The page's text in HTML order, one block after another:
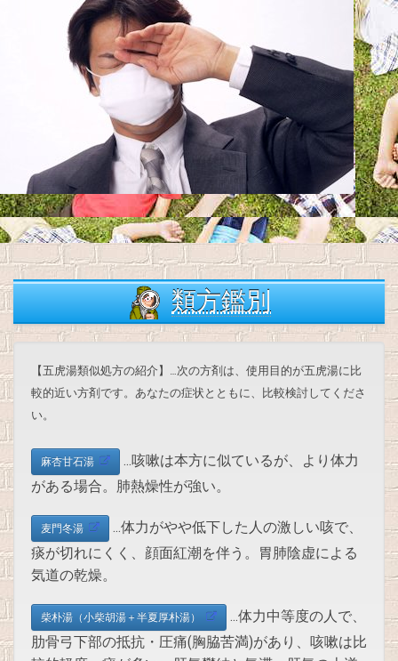
類方鑑別
【五虎湯類似処方の紹介】…次の方剤は、使用目的が五虎湯に比
較的近い方剤です。あなたの症状とともに、比較検討してくださ
い。
麻杏甘石湯
…咳嗽は本方に似ているが、より体力
がある場合。肺熱燥性が強い。
麦門冬湯
…体力がやや低下した人の激しい咳で、
痰が切れにくく、顔面紅潮を伴う。胃肺陰虚による
気道の乾燥。
柴朴湯（小柴胡湯＋半夏厚朴湯）
…体力中等度の人で、
肋骨弓下部の抵抗・圧痛(胸脇苦満)があり、咳嗽は比